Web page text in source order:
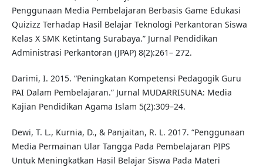
Penggunaan Media Pembelajaran Berbasis Game Edukasi
Quizizz Terhadap Hasil Belajar Teknologi Perkantoran Siswa
Kelas X SMK Ketintang Surabaya.” Jurnal Pendidikan
Administrasi Perkantoran (JPAP) 8(2):261– 272.
Darimi, I. 2015. “Peningkatan Kompetensi Pedagogik Guru
PAI Dalam Pembelajaran.” Jurnal MUDARRISUNA: Media
Kajian Pendidikan Agama Islam 5(2):309–24.
Dewi, T. L., Kurnia, D., & Panjaitan, R. L. 2017. “Penggunaan
Media Permainan Ular Tangga Pada Pembelajaran PIPS
Untuk Meningkatkan Hasil Belajar Siswa Pada Materi